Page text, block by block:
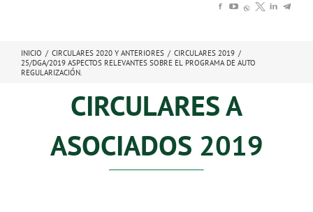
INICIO / CIRCULARES 2020 Y ANTERIORES / CIRCULARES 2019 /
25/DGA/2019 ASPECTOS RELEVANTES SOBRE EL PROGRAMA DE AUTO
REGULARIZACIÓN.
CIRCULARES A
ASOCIADOS 2019